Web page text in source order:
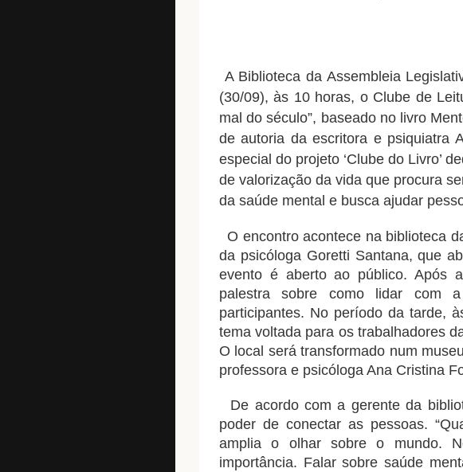
A Biblioteca da Assembleia
(30/09), às 10 horas, o Clube de
mal do século”, baseado no livro
de autoria da escritora e psiquiatra
especial do projeto ‘Clube do Livro’
de valorização da vida que procura
da saúde mental e busca ajudar
O encontro acontece na biblioteca
da psicóloga Goretti Santana, que
evento é aberto ao público. Após
palestra sobre como lidar com
participantes. No período da tarde,
tema voltada para os trabalhadores
O local será transformado num
professora e psicóloga Ana Cristina
De acordo com a gerente da
poder de conectar as pessoas.
amplia o olhar sobre o mundo.
importância. Falar sobre saúde